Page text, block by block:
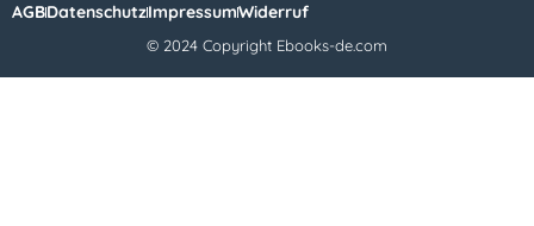
AGBDatenschutzImpressumWiderruf
© 2024 Copyright Ebooks-de.com